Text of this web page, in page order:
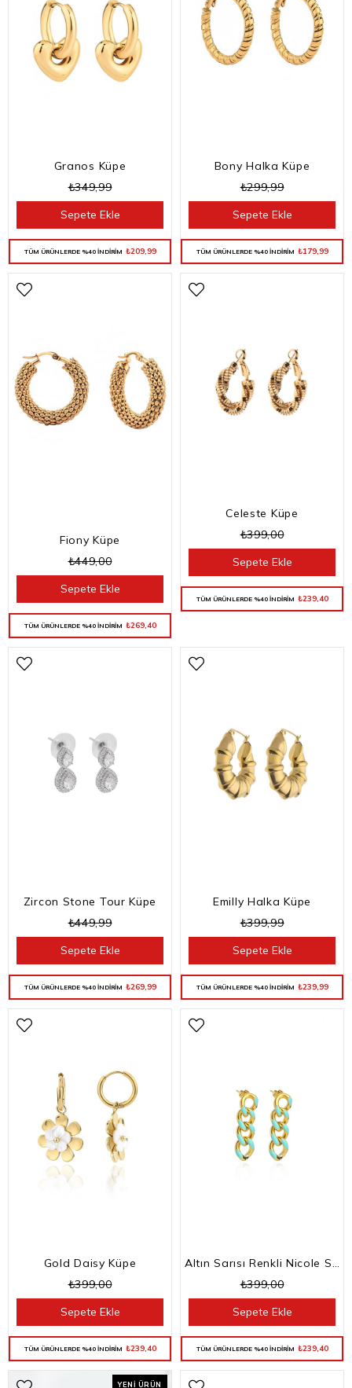
Granos Küpe
₺349,99
TÜM ÜRÜNLERDE %40 İNDİRİM ₺209,99
Sepete Ekle
Bony Halka Küpe
₺299,99
TÜM ÜRÜNLERDE %40 İNDİRİM ₺179,99
Sepete Ekle
Fiony Küpe
₺449,00
TÜM ÜRÜNLERDE %40 İNDİRİM ₺269,40
Sepete Ekle
Celeste Küpe
₺399,00
TÜM ÜRÜNLERDE %40 İNDİRİM ₺239,40
Sepete Ekle
Zircon Stone Tour Küpe
₺449,99
TÜM ÜRÜNLERDE %40 İNDİRİM ₺269,99
Sepete Ekle
Emilly Halka Küpe
₺399,99
TÜM ÜRÜNLERDE %40 İNDİRİM ₺239,99
Sepete Ekle
Gold Daisy Küpe
₺399,00
TÜM ÜRÜNLERDE %40 İNDİRİM ₺239,40
Sepete Ekle
Altın Sarısı Renkli Nicole Sallantılı Küpe
₺399,00
TÜM ÜRÜNLERDE %40 İNDİRİM ₺239,40
Sepete Ekle
YENI ÜRÜN